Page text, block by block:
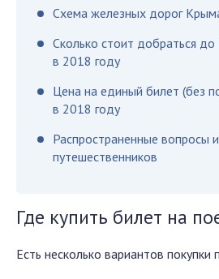
Схема железных дорог
Сколько стоит добраться
в 2018 году
Цена на единый билет (без
в 2018 году
Распространенные вопросы
путешественников
Где купить билет на
Есть несколько вариантов